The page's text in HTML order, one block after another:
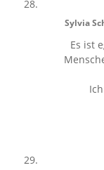
Sylvia
Es ist